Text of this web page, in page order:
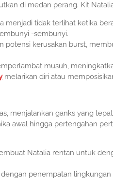
di medan perang. Kit
menjadi tidak terlihat ketika
-sembunyi.
potensi kerusakan burst,
musuh,
melarikan diri atau
menjalankan ganks yang
awal hingga pertengahan
Natalia rentan untuk
penempatan